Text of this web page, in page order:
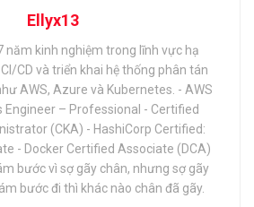
Ellyx13
năm kinh nghiệm trong lĩnh vực hạ
CD và triển khai hệ thống phân tán
AWS, Azure và Kubernetes. - AWS
Engineer – Professional - Certified
(CKA) - HashiCorp Certified:
- Docker Certified Associate (DCA)
bước vì sợ gãy chân, nhưng sợ gãy
bước đi thì khác nào chân đã gãy.